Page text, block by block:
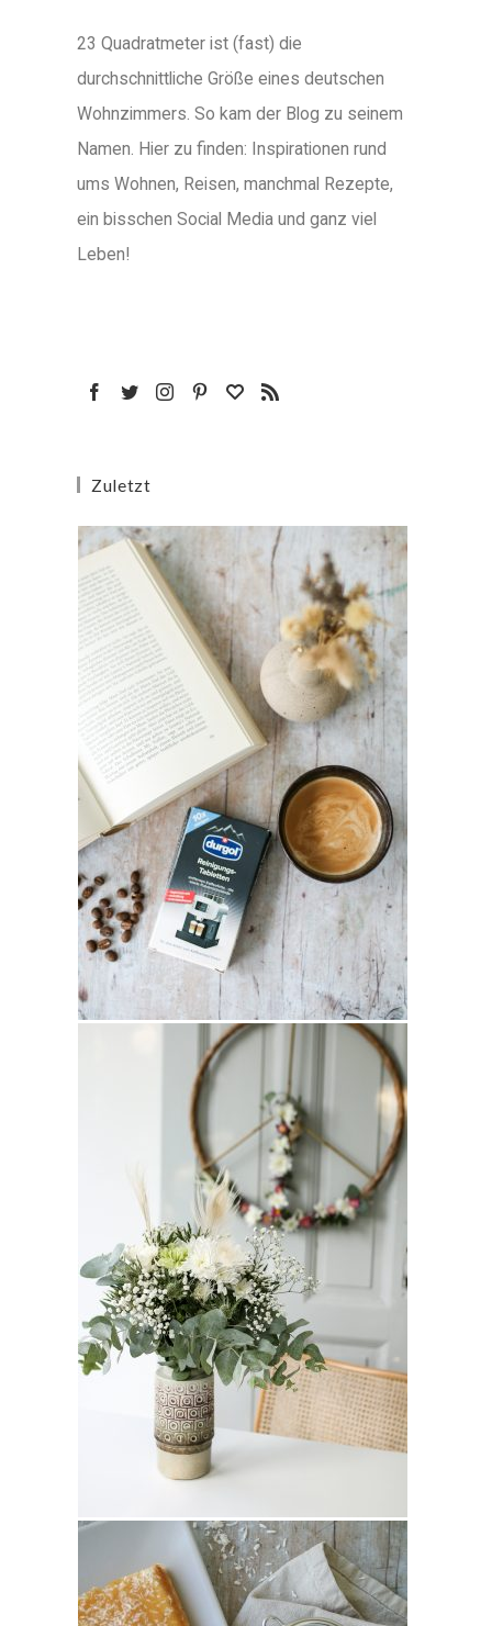
23 Quadratmeter ist (fast) die
durchschnittliche Größe eines deutschen
Wohnzimmers. So kam der Blog zu seinem
Namen. Hier zu finden: Inspirationen rund
ums Wohnen, Reisen, manchmal Rezepte,
ein bisschen Social Media und ganz viel
Leben!
Zuletzt